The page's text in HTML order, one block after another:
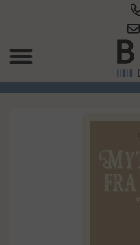
Forside
Myter og Sagn fra